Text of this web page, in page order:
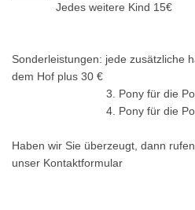
Jedes weitere Kind 15€
Sonderleistungen: jede zusätzliche
dem Hof plus 30 €
3. Pony für die
4. Pony für die
Haben wir Sie überzeugt, dann
unser Kontaktformular